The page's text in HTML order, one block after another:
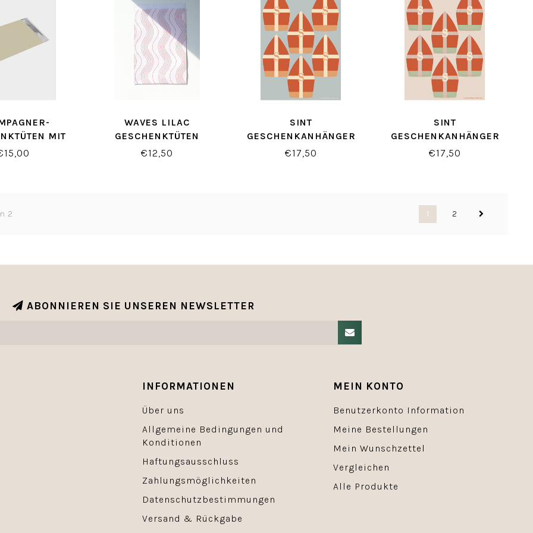
MIT
WAVES LILAC
GESCHENKTÜTEN
€12,50
SINT
GESCHENKANHÄNGER
ROT/CREMEFARBEN
€17,50
SINT
GESCHENKANHÄNGER
ROT/GRÜN
€17,50
2 1 2
ABONNIEREN SIE UNSEREN NEWSLETTER
INFORMATIONEN
Über uns
Allgemeine Bedingungen und
Konditionen
Haftungsausschluss
Zahlungsmöglichkeiten
Datenschutzbestimmungen
Versand & Rückgabe
MEIN KONTO
Benutzerkonto Information
Meine Bestellungen
Mein Wunschzettel
Vergleichen
Alle Produkte